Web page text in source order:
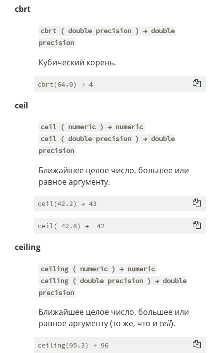
cbrt
cbrt ( double precision ) → double
precision
Кубический корень.
ceil
ceil ( numeric ) → numeric
ceil ( double precision ) → double
precision
Ближайшее целое число, большее или
равное аргументу.
ceiling
ceiling ( numeric ) → numeric
ceiling ( double precision ) → double
precision
Ближайшее целое число, большее или
равное аргументу (то же, что и ceil).